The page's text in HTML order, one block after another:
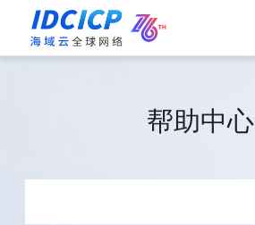
帮助中心